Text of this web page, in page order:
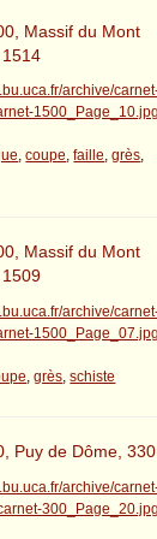
Massif du Mont
,coupe,faille,grès,
Massif du Mont
,grès,schiste
Puy de Dôme, 330